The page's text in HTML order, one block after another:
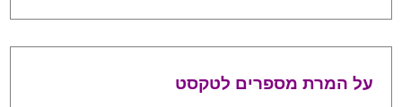
על המרת מספרים לטקסט